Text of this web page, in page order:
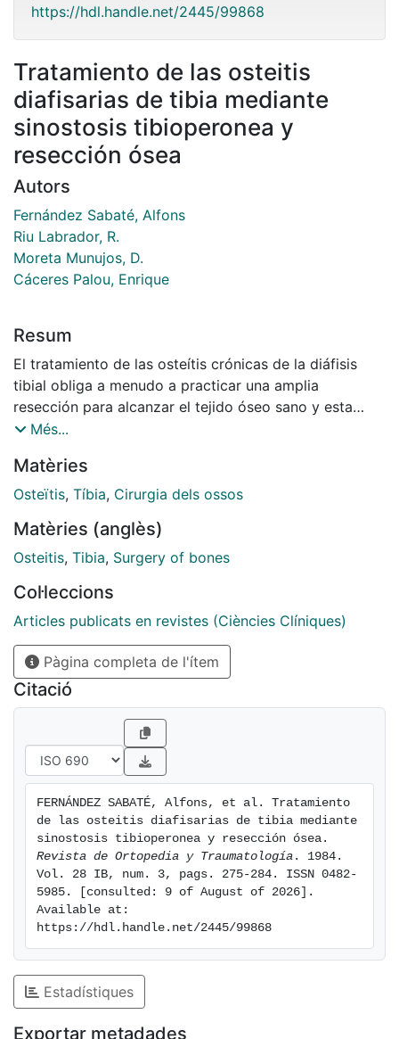
https://hdl.handle.net/2445/99868
Tratamiento de las osteitis
diafisarias de tibia mediante
sinostosis tibioperonea y
resección ósea
Autors
Fernández Sabaté, Alfons
Riu Labrador, R.
Moreta Munujos, D.
Cáceres Palou, Enrique
Resum
El tratamiento de las osteítis crónicas de la diáfisis
tibial obliga a menudo a practicar una amplia
resección para alcanzar el tejido óseo sano y esta
exigencia operatoria debilita la diáfisis. Para obviar la
facilitar la resección sin temor se ha utilizado una
táctica quirúrgica consistente en una solidarización
pierna ya sea mediante injerto intertibioperoneo ya
con peroné protibia de Zanoli. Bajo la protección ósea
como sea necesario, tánica garantía de evitar la
recidiva. Ha sido aplicado a ocho casos con éxito. El
plazo de sinostosis es de tres a cuatro meses y la
resección en forma de «salserización» va seguida de
la cobertura cutánea. Este tiempo no es previsible y su
dificultad y duración son función de la técnica que se
elija para cada caso. Hemos precisado entre dos y
cuatro meses para obtener la cobertura de piel.
Més...
Matèries
Osteïtis, Tíbia, Cirurgia dels ossos
Matèries (anglès)
Osteitis, Tibia, Surgery of bones
Col·leccions
Articles publicats en revistes (Ciències Clíniques)
Pàgina completa de l'ítem
Citació
FERNÁNDEZ SABATÉ, Alfons, et al. Tratamiento
de las osteitis diafisarias de tibia mediante
Revista de Ortopedia y Traumatología . 1984.
Vol. 28 IB, num. 3, pags. 275-284. ISSN 0482-
5985. [consulted: 9 of August of 2026].
Available at:
https://hdl.handle.net/2445/99868
Estadístiques
Exportar metadades